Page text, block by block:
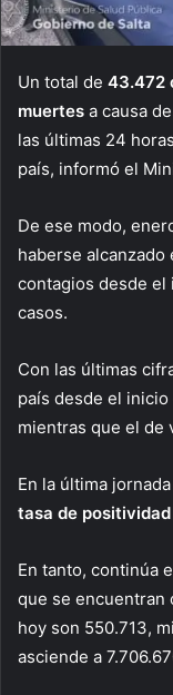
Un total de 43.472
muertes a causa
las últimas 24
país, informó el
De ese modo,
haberse
contagios desde el
casos.
Con las últimas
país desde el
mientras que el de
En la última
tasa de positividad
En tanto, continúa
que se encuentran
hoy son 550.713,
asciende a